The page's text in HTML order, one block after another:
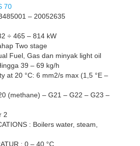
70
– 20052635
÷ 465 – 814 kW
Two stage
Fuel, Gas dan minyak light oil
39 – 69 kg/h
at 20 °C: 6 mm2/s max (1,5 °E –
(methane) – G21 – G22 – G23 –
2
: Boilers water, steam,
: 0 – 40 °C